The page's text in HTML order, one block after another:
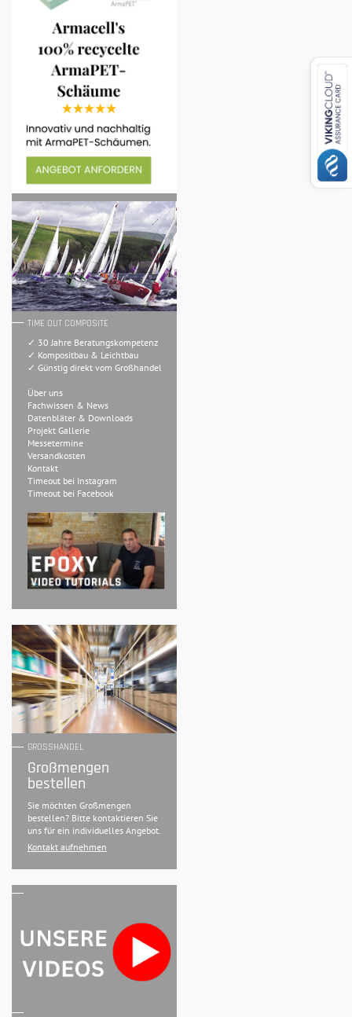
TIME OUT COMPOSITE
✓ 30 Jahre Beratungskompetenz
✓ Kompositbau & Leichtbau
✓ Günstig direkt vom Großhandel
Über uns
Fachwissen & News
Datenbläter & Downloads
Projekt Gallerie
Messetermine
Versandkosten
Kontakt
Timeout bei Instagram
Timeout bei Facebook
GROSSHANDEL
Großmengen
bestellen
Sie möchten Großmengen
bestellen? Bitte kontaktieren Sie
uns für ein individuelles Angebot.
Kontakt aufnehmen